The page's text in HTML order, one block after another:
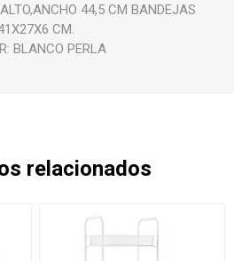
44,5 CM BANDEJAS
CM.
BLANCO PERLA
relacionados